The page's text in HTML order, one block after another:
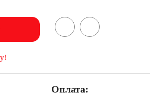
Оплата: